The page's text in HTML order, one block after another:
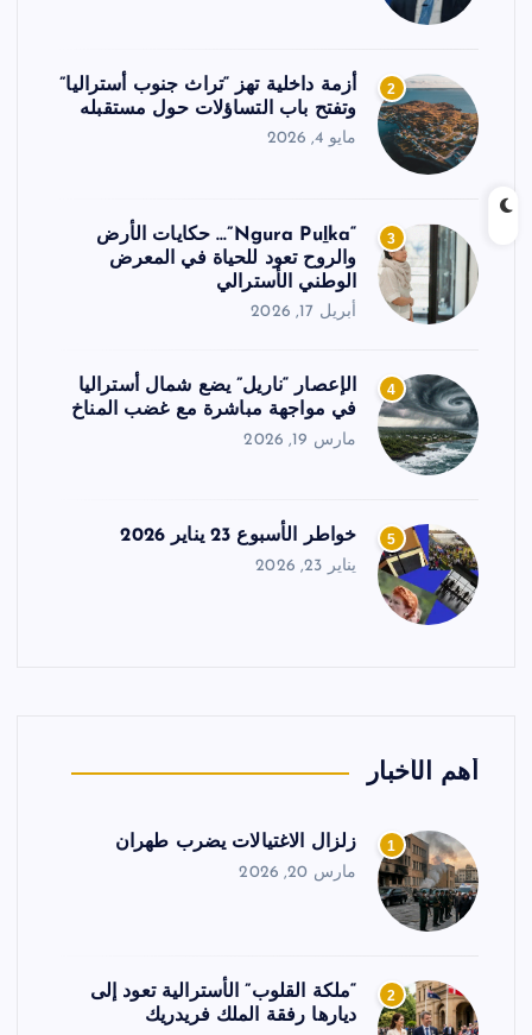
2
أزمة داخلية تهز “تراث جنوب أستراليا”
وتفتح باب التساؤلات حول مستقبله
مايو 4, 2026
3
“Ngura Puḻka”… حكايات الأرض
والروح تعود للحياة في المعرض
الوطني الأسترالي
أبريل 17, 2026
4
الإعصار “ناريل” يضع شمال أستراليا
في مواجهة مباشرة مع غضب المناخ
مارس 19, 2026
5 خواطر الأسبوع 23 يناير 2026
يناير 23, 2026
أهم الأخبار
1 زلزال الاغتيالات يضرب طهران
مارس 20, 2026
2
“ملكة القلوب” الأسترالية تعود إلى
ديارها رفقة الملك فريدريك